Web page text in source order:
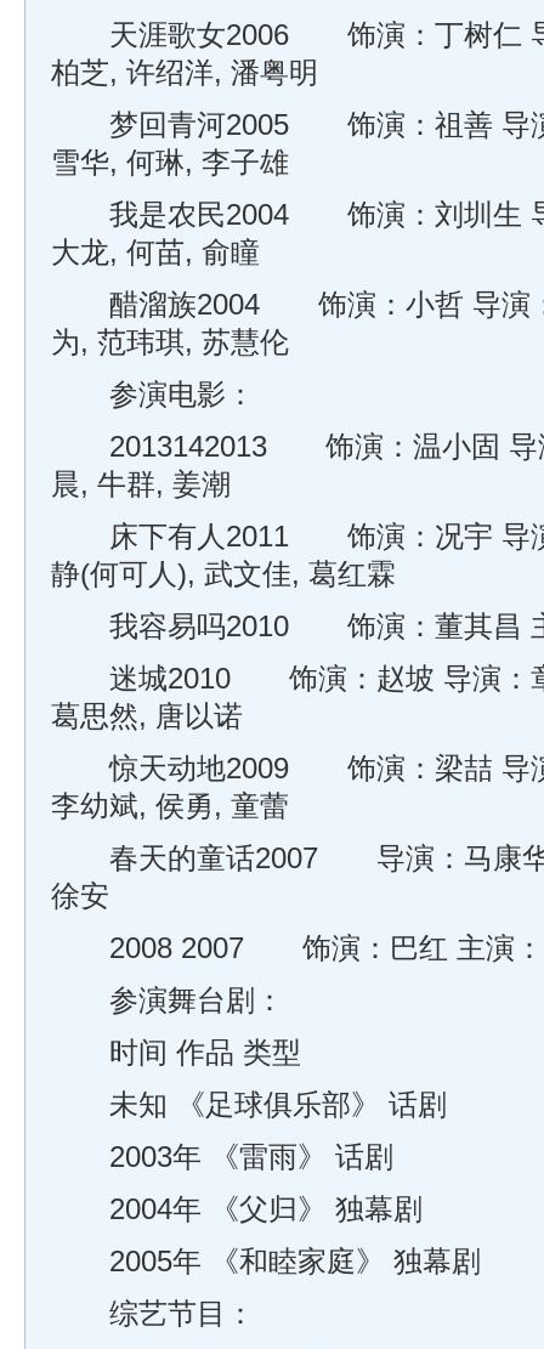
天涯歌女2006 饰演：丁树仁 导
柏芝, 许绍洋, 潘粤明
梦回青河2005 饰演：祖善 导演
雪华, 何琳, 李子雄
我是农民2004 饰演：刘圳生 导
大龙, 何苗, 俞瞳
醋溜族2004 饰演：小哲 导演：
为, 范玮琪, 苏慧伦
参演电影：
2013142013 饰演：温小固 导
晨, 牛群, 姜潮
床下有人2011 饰演：况宇 导演
静(何可人), 武文佳, 葛红霖
我容易吗2010 饰演：董其昌 主
迷城2010 饰演：赵坡 导演：章
葛思然, 唐以诺
惊天动地2009 饰演：梁喆 导演
李幼斌, 侯勇, 童蕾
春天的童话2007 导演：马康华
徐安
2008 2007 饰演：巴红 主演：
参演舞台剧：
时间 作品 类型
未知 《足球俱乐部》 话剧
2003年 《雷雨》 话剧
2004年 《父归》 独幕剧
2005年 《和睦家庭》 独幕剧
综艺节目：